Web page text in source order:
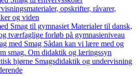
opskrifter, råvarer,
og viden
Smag til gymnasiet Materialer til dansk,
tværfaglige forløb på gymnasieniveau
med Smag Sådan kan vi lære med og
smag. Om didaktik og læringssyn
hjørne Smagsdidaktik og undervisning